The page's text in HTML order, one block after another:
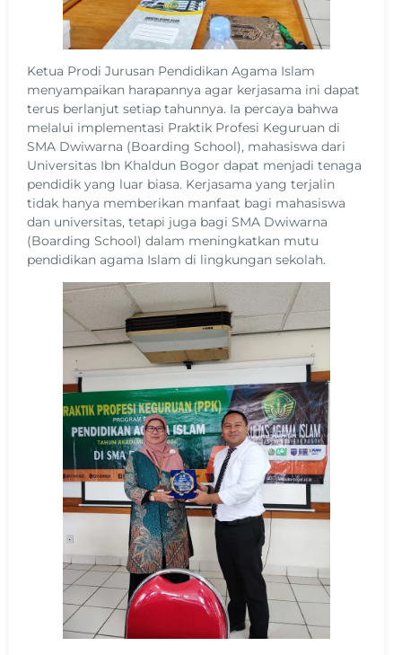
Ketua Prodi Jurusan Pendidikan Agama Islam
menyampaikan harapannya agar kerjasama ini dapat
terus berlanjut setiap tahunnya. Ia percaya bahwa
melalui implementasi Praktik Profesi Keguruan di
SMA Dwiwarna (Boarding School), mahasiswa dari
Universitas Ibn Khaldun Bogor dapat menjadi tenaga
pendidik yang luar biasa. Kerjasama yang terjalin
tidak hanya memberikan manfaat bagi mahasiswa
dan universitas, tetapi juga bagi SMA Dwiwarna
(Boarding School) dalam meningkatkan mutu
pendidikan agama Islam di lingkungan sekolah.